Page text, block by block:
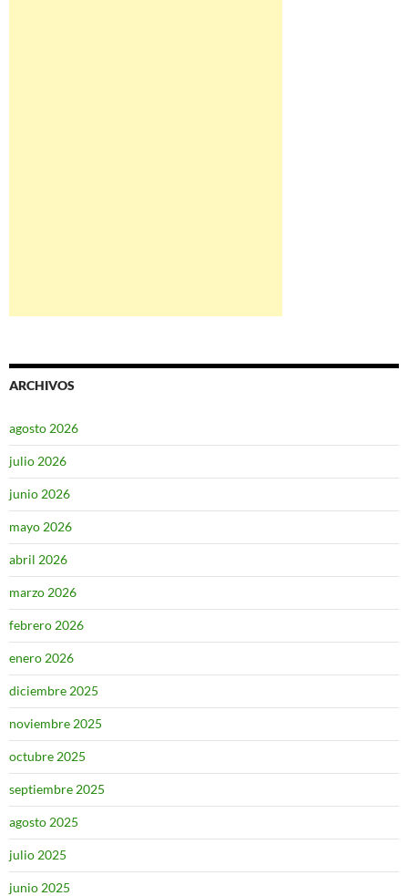
ARCHIVOS
agosto 2026
julio 2026
junio 2026
mayo 2026
abril 2026
marzo 2026
febrero 2026
enero 2026
diciembre 2025
noviembre 2025
octubre 2025
septiembre 2025
agosto 2025
julio 2025
junio 2025